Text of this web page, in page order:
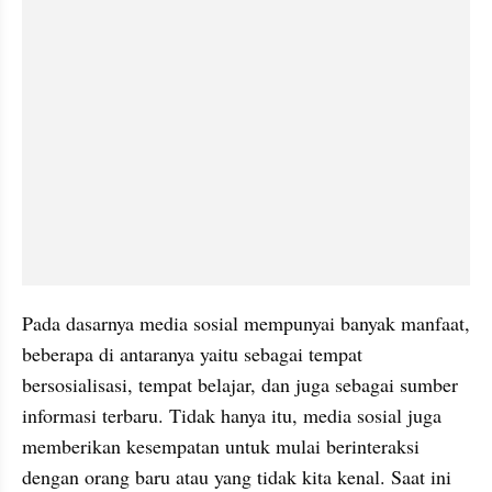
Pada dasarnya media sosial mempunyai banyak manfaat,
beberapa di antaranya yaitu sebagai tempat
bersosialisasi, tempat belajar, dan juga sebagai sumber
informasi terbaru. Tidak hanya itu, media sosial juga
memberikan kesempatan untuk mulai berinteraksi
dengan orang baru atau yang tidak kita kenal. Saat ini